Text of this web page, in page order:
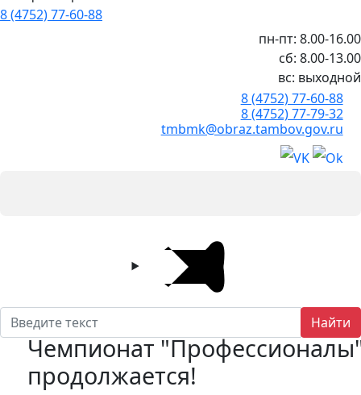
8 (4752) 77-60-88
пн-пт: 8.00-16.00
сб: 8.00-13.00
вс: выходной
8 (4752) 77-60-88
8 (4752) 77-79-32
tmbmk@obraz.tambov.gov.ru
Найти
Чемпионат
продолжается!